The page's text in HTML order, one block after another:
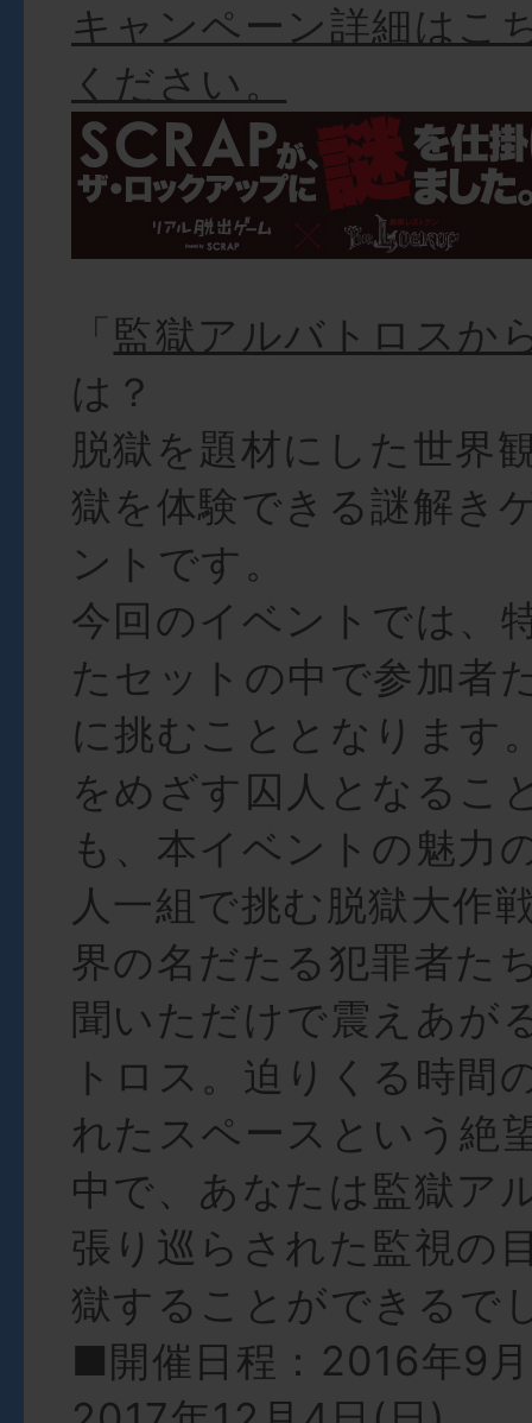
キャンペーン詳細はこ
ください。
「 監獄アルバトロスか
は？
脱獄を題材にした世界
獄を体験できる謎解き
ントです。
今回のイベントでは、
たセットの中で参加者
に挑むこととなります
をめざす囚人となるこ
も、本イベントの魅力
人一組で挑む脱獄大作
界の名だたる犯罪者た
聞いただけで震えあが
トロス。迫りくる時間
れたスペースという絶
中で、あなたは監獄ア
張り巡らされた監視の
獄することができるで
■開催日程：2016年9